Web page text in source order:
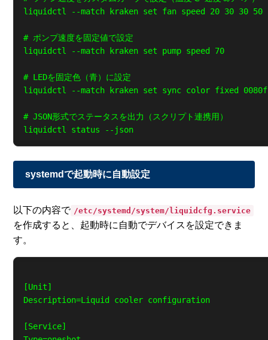
liquidctl --match kraken set fan speed 20 30 30 50
# ポンプ速度を固定値で設定
liquidctl --match kraken set pump speed 70
# LEDを固定色（青）に設定
liquidctl --match kraken set sync color fixed
# JSON形式でステータスを出力（スクリプト連携用）
systemdで起動時に自動設定
以下の内容で /etc/systemd/system/liquidcfg.service
を作成すると、起動時に自動でデバイスを設定できま
す。
[Unit]
Description=Liquid cooler configuration
[Service]